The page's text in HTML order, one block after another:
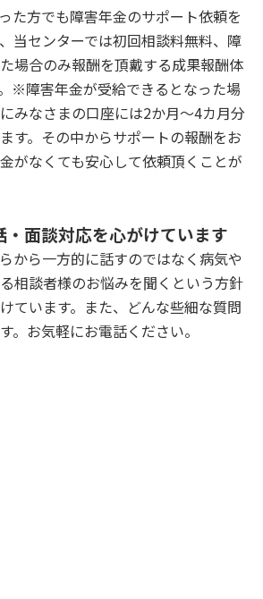
た方でも障害年金のサポート依頼を
当センターでは初回相談料無料、障
場合のみ報酬を頂戴する成果報酬体
※障害年金が受給できるとなった場
みなさまの口座には2か月～4カ月分
す。その中からサポートの報酬をお
がなくても安心して依頼頂くことが
面談対応を心がけています
から一方的に話すのではなく病気や
相談者様のお悩みを聞くという方針
ています。また、どんな些細な質問
。お気軽にお電話ください。